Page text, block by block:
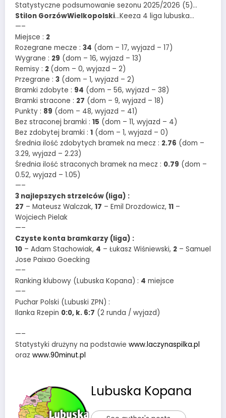
Statystyczne podsumowanie sezonu 2025/2026 (5)…
Stilon GorzówWielkopolski…Keeza 4 liga lubuska…
—–
Miejsce : 2
Rozegrane mecze : 34 (dom – 17, wyjazd – 17)
Wygrane : 29 (dom – 16, wyjazd – 13)
Remisy : 2 (dom – 0, wyjazd – 2)
Przegrane : 3 (dom – 1, wyjazd – 2)
Bramki zdobyte : 94 (dom – 56, wyjazd – 38)
Bramki stracone : 27 (dom – 9, wyjazd – 18)
Punkty : 89 (dom – 48, wyjazd – 41)
Bez straconej bramki : 15 (dom – 11, wyjazd – 4)
Bez zdobytej bramki : 1 (dom – 1, wyjazd – 0)
Średnia ilość zdobytych bramek na mecz : 2.76 (dom –
3.29, wyjazd – 2.23)
Średnia ilość straconych bramek na mecz : 0.79 (dom –
0.52, wyjazd – 1.05)
—–
3 najlepszych strzelców (liga) :
27 – Mateusz Walczak, 17 – Emil Drozdowicz, 11 –
Wojciech Pielak
—–
Czyste konta bramkarzy (liga) :
10 – Adam Stachowiak, 4 – Łukasz Wiśniewski, 2 – Samuel
Jose Paixao Goecking
—–
Ranking klubowy (Lubuska Kopana) : 4 miejsce
—–
Puchar Polski (Lubuski ZPN) :
Ilanka Rzepin 0:0, k. 6:7 (2 runda / wyjazd)
—–
Statystyki drużyny na podstawie www.laczynaspilka.pl
oraz www.90minut.pl
Lubuska Kopana